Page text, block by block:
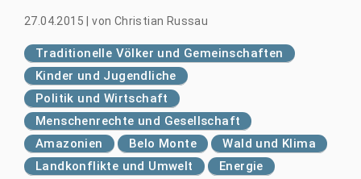
27.04.2015 |von Christian Russau
Traditionelle Völker und Gemeinschaften
Kinder und Jugendliche
Politik und Wirtschaft
Menschenrechte und Gesellschaft
Amazonien
Belo Monte
Wald und Klima
Landkonflikte und Umwelt
Energie